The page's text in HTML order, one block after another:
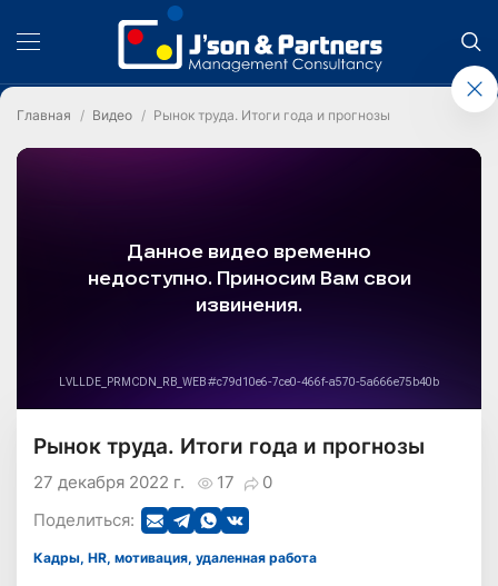
Главная Видео Рынок труда. Итоги года и прогнозы
Рынок труда. Итоги года и прогнозы
17 0
27 декабря 2022 г.
Поделиться:
Кадры, HR, мотивация, удаленная работа